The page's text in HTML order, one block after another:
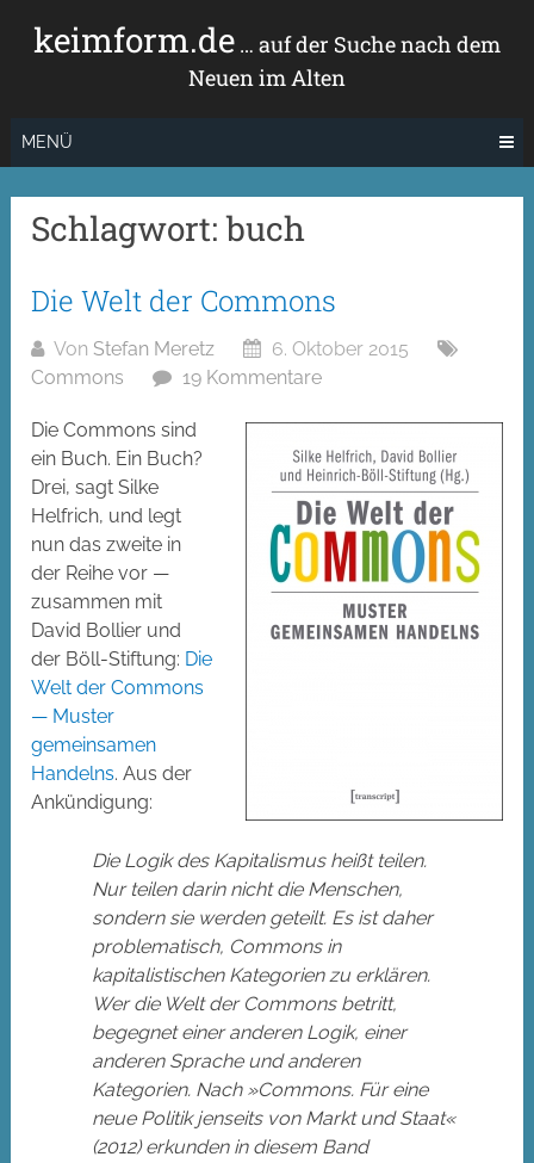
Inhaltkeimform.de… auf der Suche nach dem
Neuen im Alten
MENÜ
Schlagwort:buch
Die Welt der Commons
Von Stefan Meretz
6. Oktober 2015
Commons
19 Kommentare
Die Commons sind
ein Buch. Ein Buch?
Drei, sagt Silke
Helfrich, und legt
nun das zweite in
der Reihe vor —
zusammen mit
David Bollier und
der Böll-Stiftung: Die
Welt der Commons
— Muster
gemeinsamen
Handelns. Aus der
Ankündigung:
Die Logik des Kapitalismus heißt teilen.
Nur teilen darin nicht die Menschen,
sondern sie werden geteilt. Es ist daher
problematisch, Commons in
kapitalistischen Kategorien zu erklären.
Wer die Welt der Commons betritt,
begegnet einer anderen Logik, einer
anderen Sprache und anderen
Kategorien. Nach »Commons. Für eine
neue Politik jenseits von Markt und Staat«
(2012) erkunden in diesem Band